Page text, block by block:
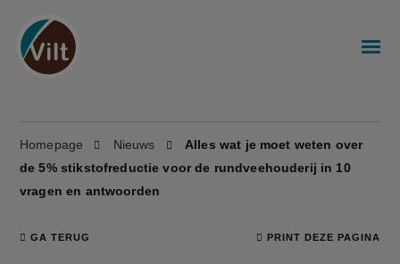
Homepage Nieuws
Alles wat je moet weten over
de 5% stikstofreductie voor de rundveehouderij in 10
vragen en antwoorden
GA TERUG PRINT DEZE PAGINA